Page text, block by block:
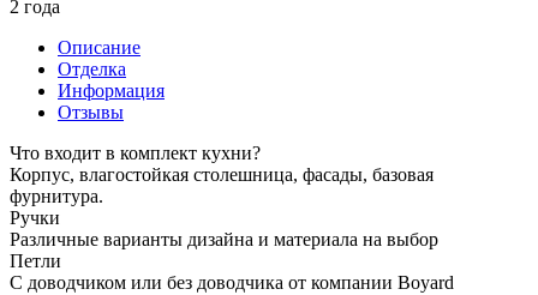
2 года
Описание
Отделка
Информация
Отзывы
Что входит в комплект кухни?
Корпус, влагостойкая столешница, фасады, базовая
фурнитура.
Ручки
Различные варианты дизайна и материала на выбор
Петли
С доводчиком или без доводчика от компании Boyard